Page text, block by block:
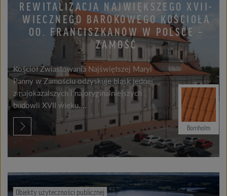
REWITALIZACJA NAJWIĘKSZEGO XVII-
WIECZNEGO BAROKOWEGO KOŚCIOŁA
OO. FRANCISZKANÓW W POLSCE –
ZAMOŚĆ
Kościół Zwiastowania Najświętszej Maryi
Panny w Zamościu odzyskuje blask jednej
z najokazalszych i najoryginalniejszych
budowli XVII wieku....
Bornholm
Obiekty użyteczności publicznej